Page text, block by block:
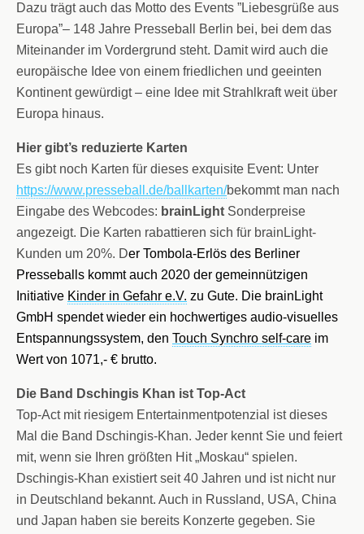
Dazu trägt auch das Motto des Events ”Liebesgrüße aus
Europa”– 148 Jahre Presseball Berlin bei, bei dem das
Miteinander im Vordergrund steht. Damit wird auch die
europäische Idee von einem friedlichen und geeinten
Kontinent gewürdigt – eine Idee mit Strahlkraft weit über
Europa hinaus.
Hier gibt’s reduzierte Karten
Es gibt noch Karten für dieses exquisite Event: Unter
https://www.presseball.de/ballkarten/bekommt man nach
Eingabe des Webcodes: brainLight Sonderpreise
angezeigt. Die Karten rabattieren sich für brainLight-
Kunden um 20%. Der Tombola-Erlös des Berliner
Presseballs kommt auch 2020 der gemeinnützigen
Initiative Kinder in Gefahr e.V. zu Gute. Die brainLight
GmbH spendet wieder ein hochwertiges audio-visuelles
Entspannungssystem, den Touch Synchro self-care im
Wert von 1071,- € brutto.
Die Band Dschingis Khan ist Top-Act
Top-Act mit riesigem Entertainmentpotenzial ist dieses
Mal die Band Dschingis-Khan. Jeder kennt Sie und feiert
mit, wenn sie Ihren größten Hit„Moskau“ spielen.
Dschingis-Khan existiert seit 40 Jahren und ist nicht nur
in Deutschland bekannt. Auch in Russland, USA, China
und Japan haben sie bereits Konzerte gegeben. Sie